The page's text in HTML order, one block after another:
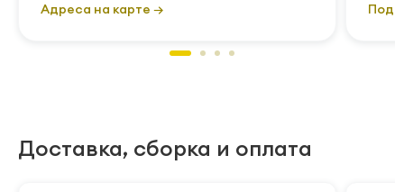
Адреса на карте →
Доставка, сборка и оплата